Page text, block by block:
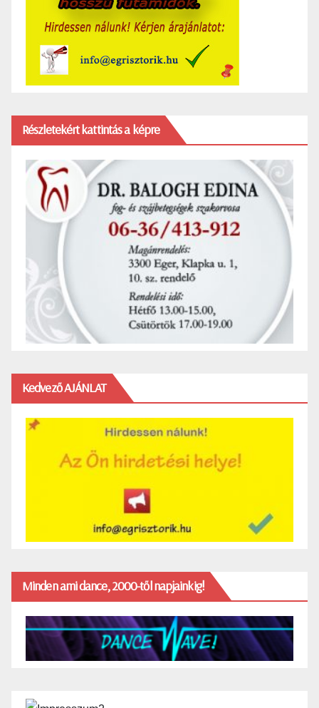
Részletekért kattintás a képre
Kedvező AJÁNLAT
Minden ami dance, 2000-től napjainkig!